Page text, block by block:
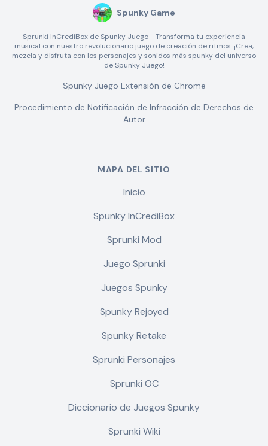
Spunky Game
Sprunki InCrediBox de Spunky Juego - Transforma tu experiencia
musical con nuestro revolucionario juego de creación de ritmos. ¡Crea,
mezcla y disfruta con los personajes y sonidos más spunky del universo
de Spunky Juego!
Spunky Juego Extensión de Chrome
Procedimiento de Notificación de Infracción de Derechos de
Autor
MAPA DEL SITIO
Inicio
Spunky InCrediBox
Sprunki Mod
Juego Sprunki
Juegos Spunky
Spunky Rejoyed
Spunky Retake
Sprunki Personajes
Sprunki OC
Diccionario de Juegos Spunky
Sprunki Wiki